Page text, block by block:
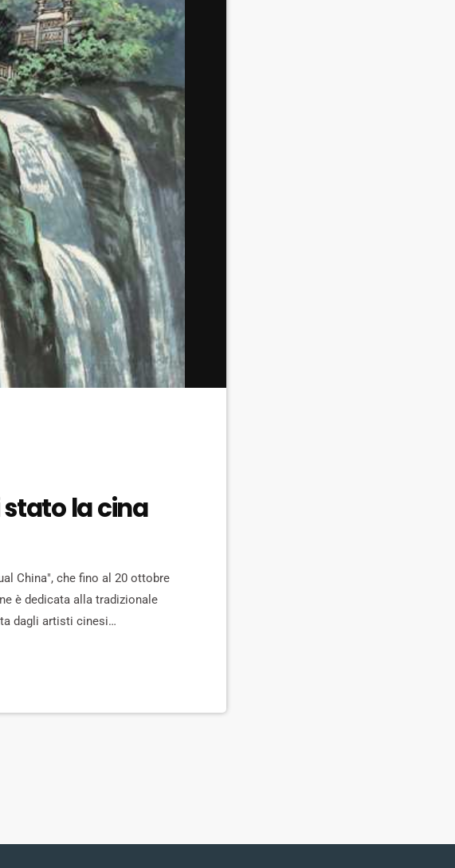
stato la cina
China", che fino al 20 ottobre
è dedicata alla tradizionale
dagli artisti cinesi
raccontano la realtà